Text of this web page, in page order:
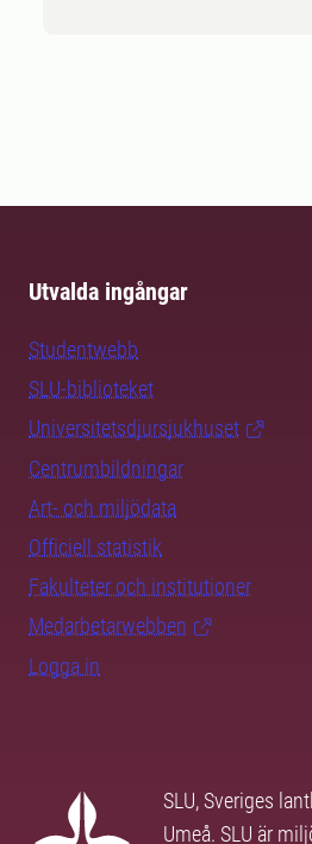
Utvalda ingångar
Studentwebb
SLU-biblioteket
Universitetsdjursjukhuset
Centrumbildningar
Art- och miljödata
Officiell statistik
Fakulteter och institutioner
Medarbetarwebben
Logga in
SLU, Sveriges
Umeå. SLU är